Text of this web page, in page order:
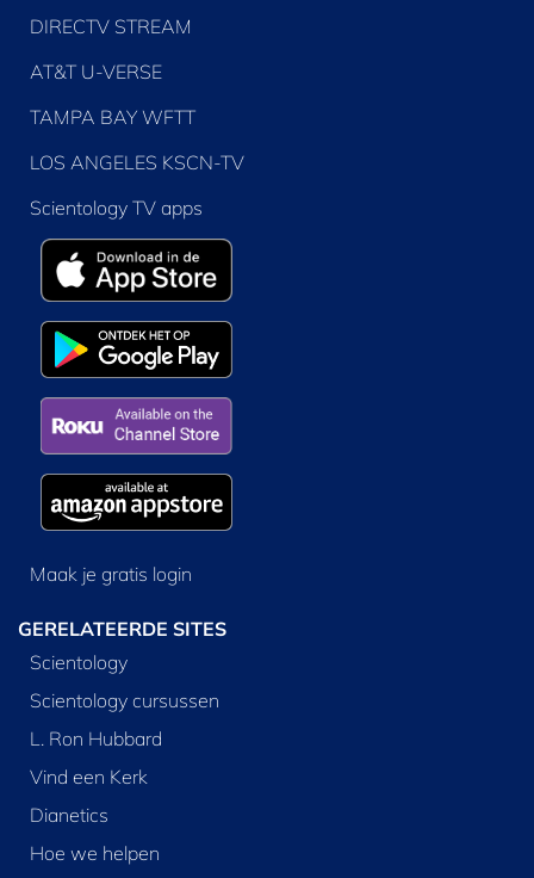
DIRECTV STREAM
AT&T U-VERSE
TAMPA BAY WFTT
LOS ANGELES KSCN-TV
Scientology TV apps
Maak je gratis login
GERELATEERDE SITES
Scientology
Scientology cursussen
L. Ron Hubbard
Vind een Kerk
Dianetics
Hoe we helpen